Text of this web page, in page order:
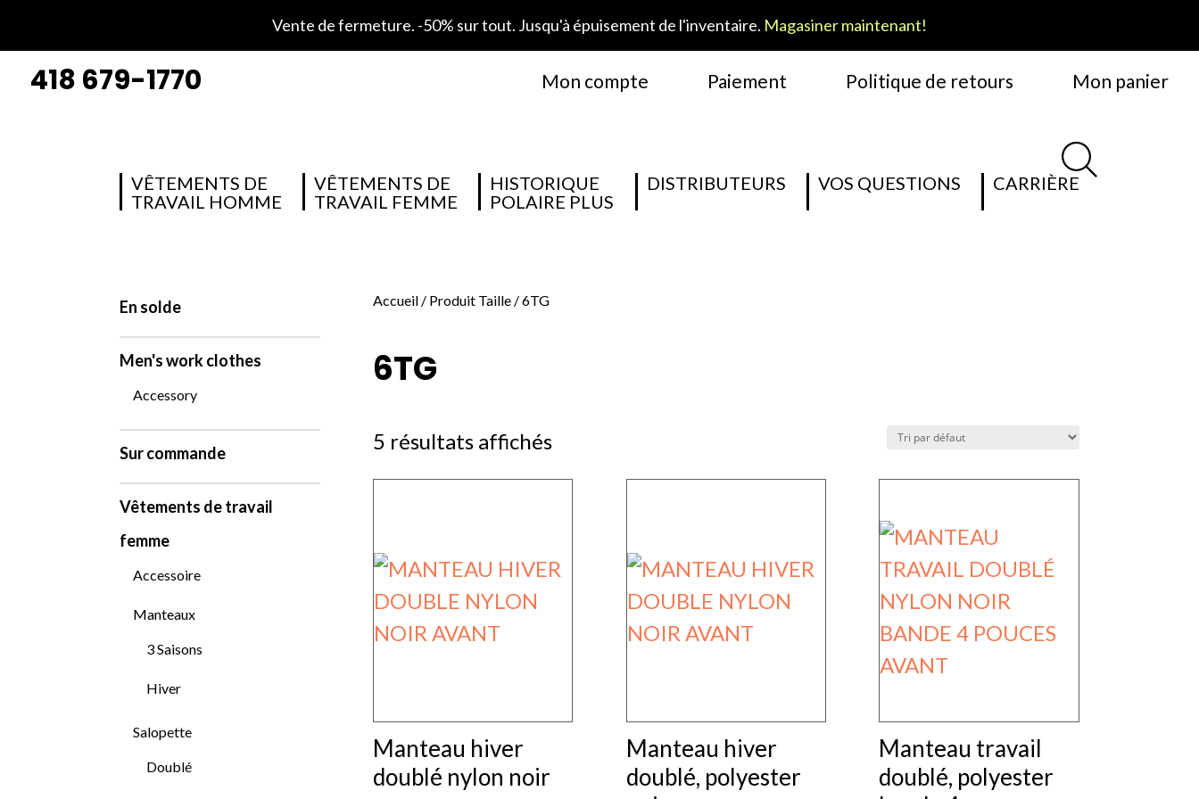
Vente de fermeture. -50% sur tout. Jusqu'à épuisement de l'inventaire. Magasiner maintenant!
418 679-1770 Mon compte Paiement Politique de retours Mon panier
VÊTEMENTS DE
TRAVAIL HOMME
VÊTEMENTS DE
TRAVAIL FEMME
HISTORIQUE
POLAIRE PLUS
DISTRIBUTEURS VOS QUESTIONS CARRIÈRE
Accueil/ Produit Taille / 6TG
6TG
5 résultats affichés
Manteau hiver
doublé nylon noir
Manteau hiver
doublé, polyester
Manteau travail
doublé, polyester
En solde
Men's work clothes
Accessory
Sur commande
Vêtements de travail
femme
Accessoire
Manteaux
3 Saisons
Hiver
Salopette
Doublé